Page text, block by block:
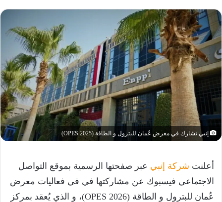
إنبي تشارك في معرض عُمان للبترول و الطاقة (OPES 2025)
أعلنت شركة إنبي عبر صفحتها الرسمية بموقع التواصل
الاجتماعي فيسبوك عن مشاركتها في في فعاليات معرض
عُمان للبترول و الطاقة (OPES 2026)، و الذي يُعقد بمركز